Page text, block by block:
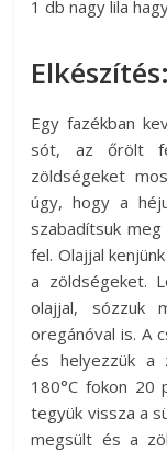
1 db nagy lila
Elkészítés:
Egy fazékban
sót, az őrölt
zöldségeket
úgy, hogy a
szabadítsuk
fel. Olajjal
a zöldségeket.
olajjal, sózzuk
oregánóval is. A
és helyezzük a
180°C fokon 20
tegyük vissza a
megsült és a